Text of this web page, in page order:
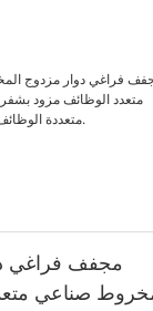
مجفف فراغي
صناعي